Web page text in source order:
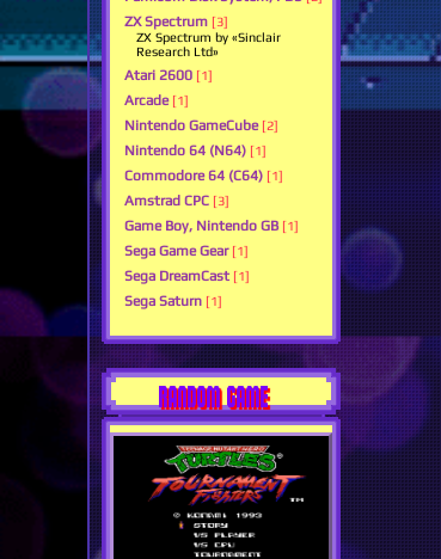
ZX Spectrum [3]
ZX Spectrum by «Sinclair
Research Ltd»
Atari 2600 [1]
Arcade [1]
Nintendo GameCube [2]
Nintendo 64 (N64) [1]
Commodore 64 (C64) [1]
Amstrad CPC [3]
Game Boy, Nintendo GB [1]
Sega Game Gear [1]
Sega DreamCast [1]
Sega Saturn [1]
RANDOM GAME